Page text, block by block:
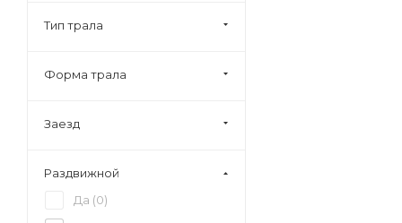
Тип трала
Форма трала
Заезд
Раздвижной
Да (0)